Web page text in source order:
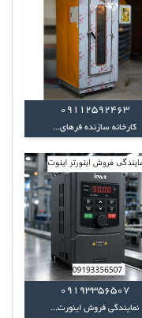
09112592463
کارخانه سازنده فرهای...
09193356507
نمایندگی فروش اینورت...